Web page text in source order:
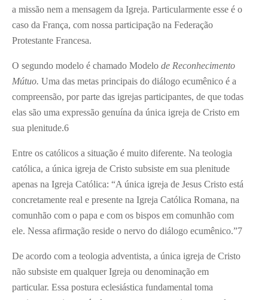
a missão nem a mensagem da Igreja. Particularmente esse é o
caso da França, com nossa participação na Federação
Protestante Francesa.
O segundo modelo é chamado Modelo de Reconhecimento
Mútuo. Uma das metas principais do diálogo ecumênico é a
compreensão, por parte das igrejas participantes, de que todas
elas são uma expressão genuína da única igreja de Cristo em
sua plenitude.6
Entre os católicos a situação é muito diferente. Na teologia
católica, a única igreja de Cristo subsiste em sua plenitude
apenas na Igreja Católica: “A única igreja de Jesus Cristo está
concretamente real e presente na Igreja Católica Romana, na
comunhão com o papa e com os bispos em comunhão com
ele. Nessa afirmação reside o nervo do diálogo ecumênico.”7
De acordo com a teologia adventista, a única igreja de Cristo
não subsiste em qualquer Igreja ou denominação em
particular. Essa postura eclesiástica fundamental toma